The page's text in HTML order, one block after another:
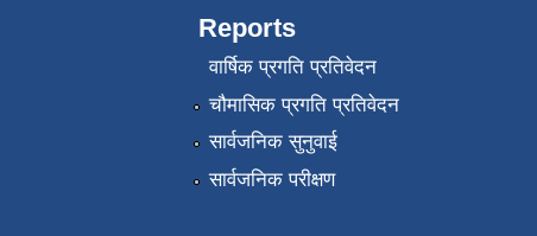
Reports
वार्षिक प्रगति प्रतिवेदन
चौमासिक प्रगति प्रतिवेदन
सार्वजनिक सुनुवाई
सार्वजनिक परीक्षण